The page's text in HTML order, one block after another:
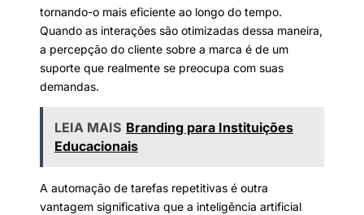
tornando-o mais eficiente ao longo do tempo.
Quando as interações são otimizadas dessa maneira,
a percepção do cliente sobre a marca é de um
suporte que realmente se preocupa com suas
demandas.
LEIA MAIS Branding para Instituições
Educacionais
A automação de tarefas repetitivas é outra
vantagem significativa que a inteligência artificial